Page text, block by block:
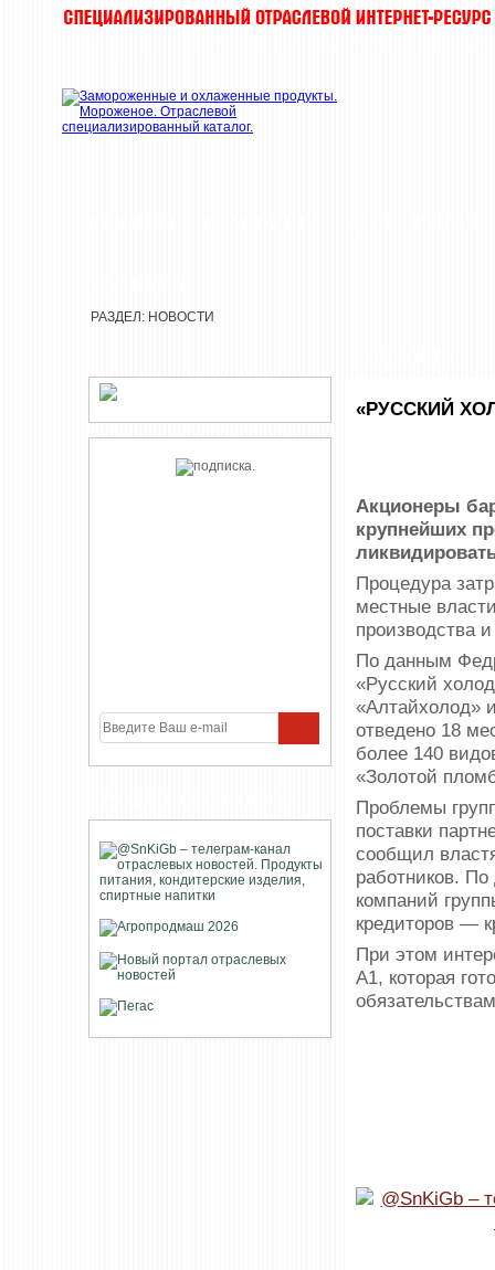
РАЗДЕЛ: НОВОСТИ
«РУССКИЙ
Акционеры
крупнейших
Процедура
местные
производства
По данным
«Русский
«Алтайхолод»
отведено 18
более 140
«Золотой
Проблемы
поставки
сообщил
работников.
компаний
кредиторов —
При этом
А1, которая